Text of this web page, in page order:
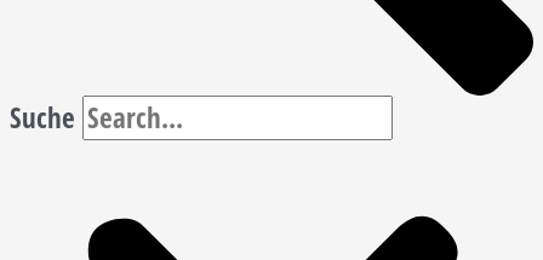
Suche